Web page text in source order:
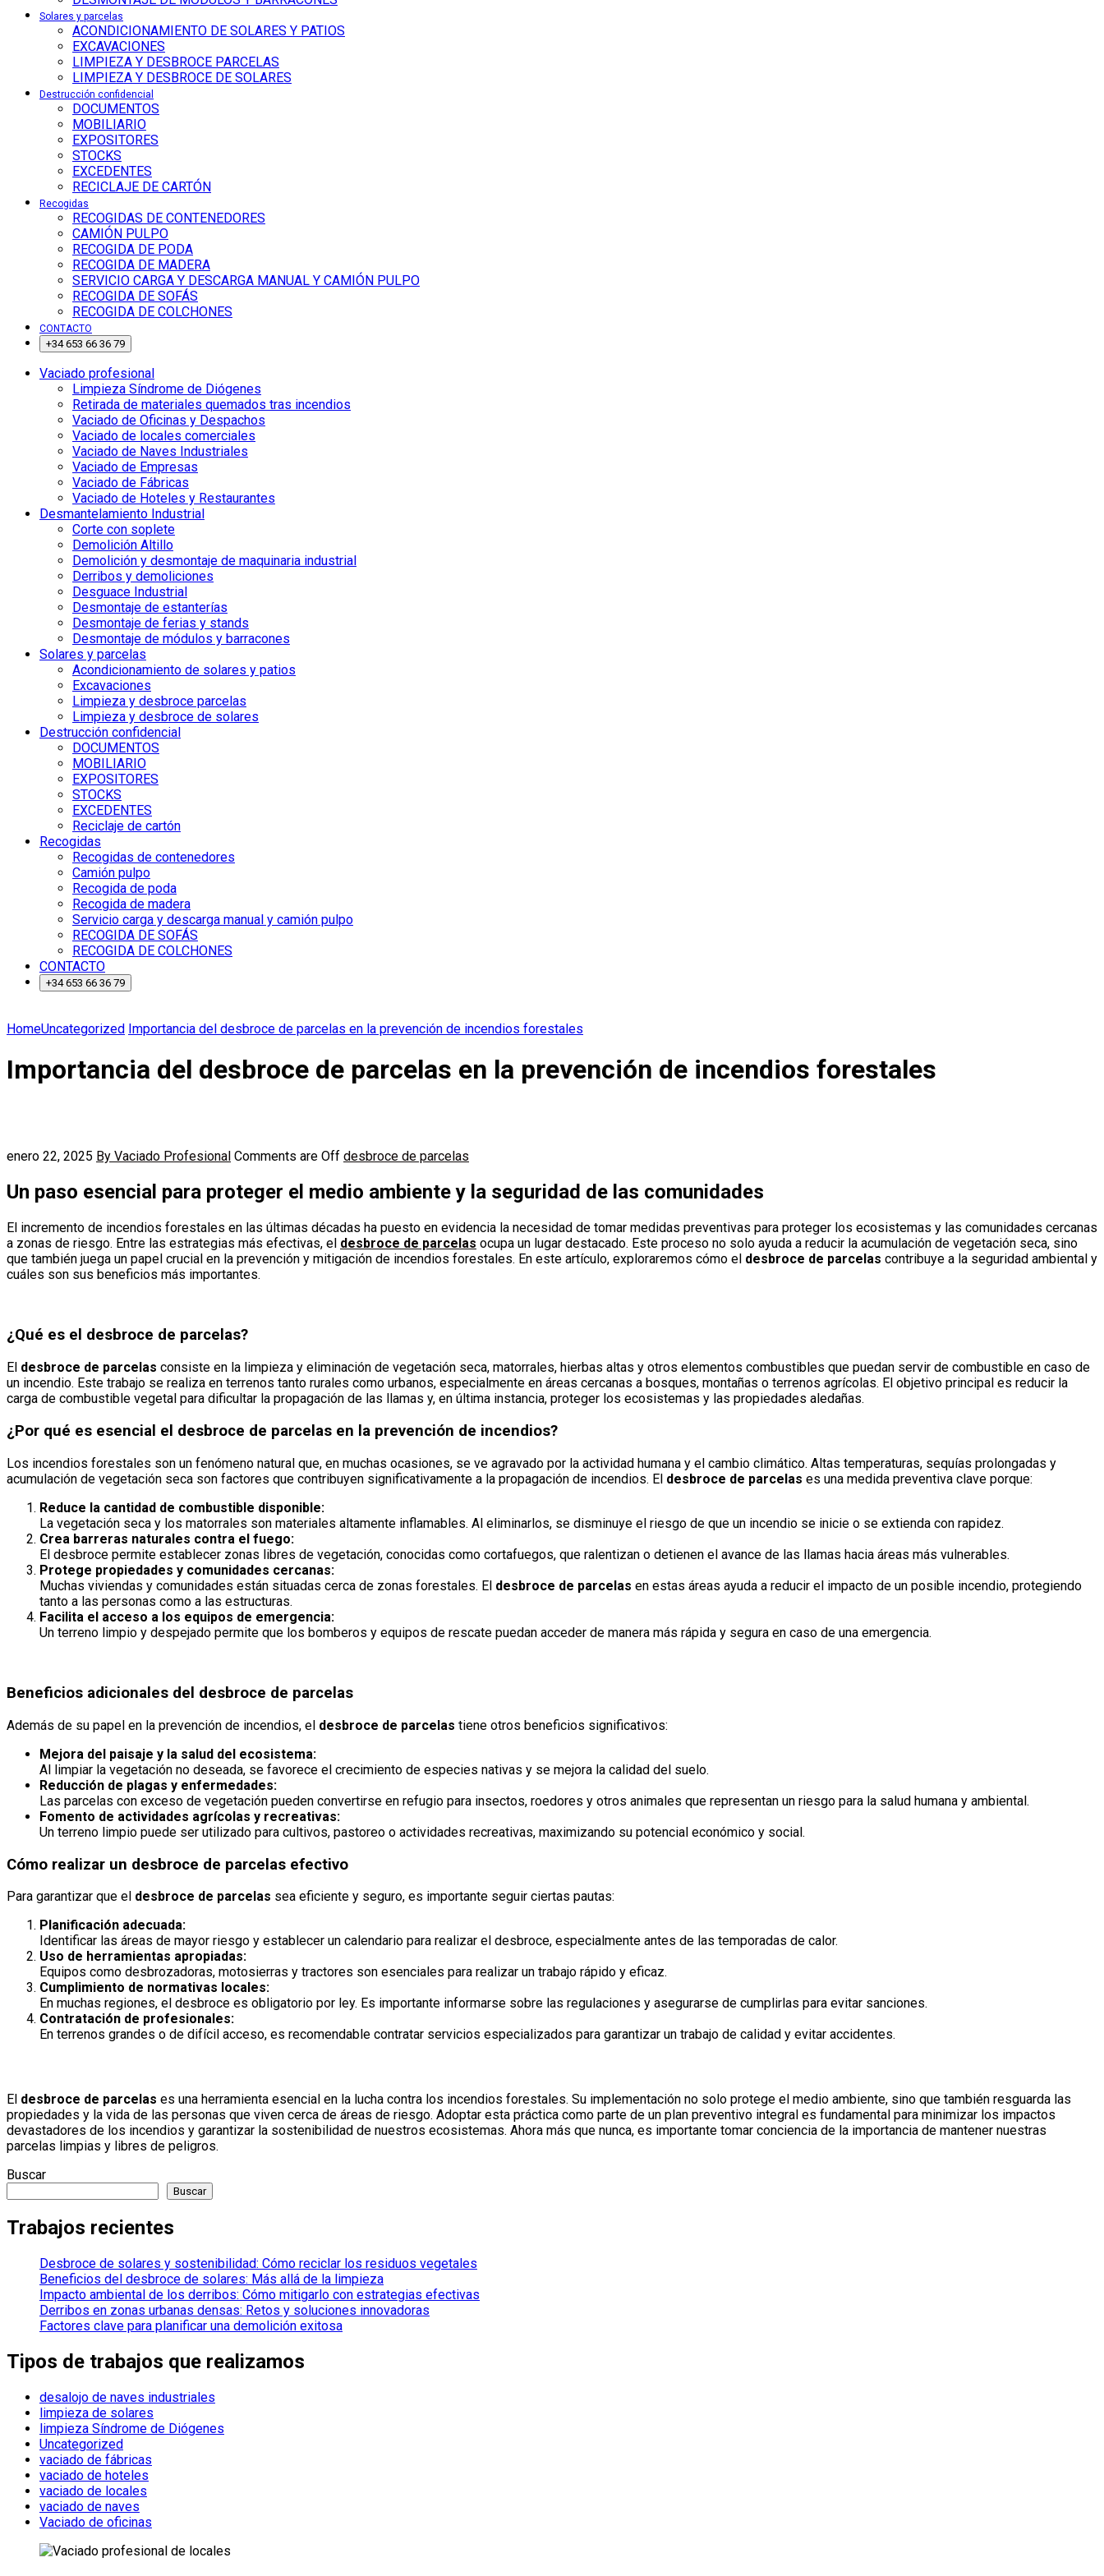
Solares y parcelas
ACONDICIONAMIENTO DE SOLARES Y PATIOS
EXCAVACIONES
LIMPIEZA Y DESBROCE PARCELAS
LIMPIEZA Y DESBROCE DE SOLARES
Destrucción confidencial
DOCUMENTOS
MOBILIARIO
EXPOSITORES
STOCKS
EXCEDENTES
RECICLAJE DE CARTÓN
Recogidas
RECOGIDAS DE CONTENEDORES
CAMIÓN PULPO
RECOGIDA DE PODA
RECOGIDA DE MADERA
SERVICIO CARGA Y DESCARGA MANUAL Y CAMIÓN PULPO
RECOGIDA DE SOFÁS
RECOGIDA DE COLCHONES
CONTACTO
+34 653 66 36 79
Vaciado profesional
Limpieza Síndrome de Diógenes
Retirada de materiales quemados tras incendios
Vaciado de Oficinas y Despachos
Vaciado de locales comerciales
Vaciado de Naves Industriales
Vaciado de Empresas
Vaciado de Fábricas
Vaciado de Hoteles y Restaurantes
Desmantelamiento Industrial
Corte con soplete
Demolición Altillo
Demolición y desmontaje de maquinaria industrial
Derribos y demoliciones
Desguace Industrial
Desmontaje de estanterías
Desmontaje de ferias y stands
Desmontaje de módulos y barracones
Solares y parcelas
Acondicionamiento de solares y patios
Excavaciones
Limpieza y desbroce parcelas
Limpieza y desbroce de solares
Destrucción confidencial
DOCUMENTOS
MOBILIARIO
EXPOSITORES
STOCKS
EXCEDENTES
Reciclaje de cartón
Recogidas
Recogidas de contenedores
Camión pulpo
Recogida de poda
Recogida de madera
Servicio carga y descarga manual y camión pulpo
RECOGIDA DE SOFÁS
RECOGIDA DE COLCHONES
CONTACTO
+34 653 66 36 79
HomeUncategorized Importancia del desbroce de parcelas en la prevención de incendios forestales
Importancia del desbroce de parcelas en la prevención de incendios forestales
enero 22, 2025 By Vaciado Profesional Comments are Off desbroce de parcelas
Un paso esencial para proteger el medio ambiente y la seguridad de las comunidades
El incremento de incendios forestales en las últimas décadas ha puesto en evidencia la necesidad de tomar medidas preventivas para proteger los ecosistemas y las comunidades cercanas
a zonas de riesgo. Entre las estrategias más efectivas, el desbroce de parcelas ocupa un lugar destacado. Este proceso no solo ayuda a reducir la acumulación de vegetación seca, sino
que también juega un papel crucial en la prevención y mitigación de incendios forestales. En este artículo, exploraremos cómo el desbroce de parcelas contribuye a la seguridad ambiental y
cuáles son sus beneficios más importantes.
¿Qué es el desbroce de parcelas?
El desbroce de parcelas consiste en la limpieza y eliminación de vegetación seca, matorrales, hierbas altas y otros elementos combustibles que puedan servir de combustible en caso de
un incendio. Este trabajo se realiza en terrenos tanto rurales como urbanos, especialmente en áreas cercanas a bosques, montañas o terrenos agrícolas. El objetivo principal es reducir la
carga de combustible vegetal para dificultar la propagación de las llamas y, en última instancia, proteger los ecosistemas y las propiedades aledañas.
¿Por qué es esencial el desbroce de parcelas en la prevención de incendios?
Los incendios forestales son un fenómeno natural que, en muchas ocasiones, se ve agravado por la actividad humana y el cambio climático. Altas temperaturas, sequías prolongadas y
acumulación de vegetación seca son factores que contribuyen significativamente a la propagación de incendios. El desbroce de parcelas es una medida preventiva clave porque:
Reduce la cantidad de combustible disponible:
La vegetación seca y los matorrales son materiales altamente inflamables. Al eliminarlos, se disminuye el riesgo de que un incendio se inicie o se extienda con rapidez.
Crea barreras naturales contra el fuego:
El desbroce permite establecer zonas libres de vegetación, conocidas como cortafuegos, que ralentizan o detienen el avance de las llamas hacia áreas más vulnerables.
Protege propiedades y comunidades cercanas:
Muchas viviendas y comunidades están situadas cerca de zonas forestales. El desbroce de parcelas en estas áreas ayuda a reducir el impacto de un posible incendio, protegiendo
tanto a las personas como a las estructuras.
Facilita el acceso a los equipos de emergencia:
Un terreno limpio y despejado permite que los bomberos y equipos de rescate puedan acceder de manera más rápida y segura en caso de una emergencia.
Beneficios adicionales del desbroce de parcelas
Además de su papel en la prevención de incendios, el desbroce de parcelas tiene otros beneficios significativos:
Mejora del paisaje y la salud del ecosistema:
Al limpiar la vegetación no deseada, se favorece el crecimiento de especies nativas y se mejora la calidad del suelo.
Reducción de plagas y enfermedades:
Las parcelas con exceso de vegetación pueden convertirse en refugio para insectos, roedores y otros animales que representan un riesgo para la salud humana y ambiental.
Fomento de actividades agrícolas y recreativas:
Un terreno limpio puede ser utilizado para cultivos, pastoreo o actividades recreativas, maximizando su potencial económico y social.
Cómo realizar un desbroce de parcelas efectivo
Para garantizar que el desbroce de parcelas sea eficiente y seguro, es importante seguir ciertas pautas:
Planificación adecuada:
Identificar las áreas de mayor riesgo y establecer un calendario para realizar el desbroce, especialmente antes de las temporadas de calor.
Uso de herramientas apropiadas:
Equipos como desbrozadoras, motosierras y tractores son esenciales para realizar un trabajo rápido y eficaz.
Cumplimiento de normativas locales:
En muchas regiones, el desbroce es obligatorio por ley. Es importante informarse sobre las regulaciones y asegurarse de cumplirlas para evitar sanciones.
Contratación de profesionales:
En terrenos grandes o de difícil acceso, es recomendable contratar servicios especializados para garantizar un trabajo de calidad y evitar accidentes.
El desbroce de parcelas es una herramienta esencial en la lucha contra los incendios forestales. Su implementación no solo protege el medio ambiente, sino que también resguarda las
propiedades y la vida de las personas que viven cerca de áreas de riesgo. Adoptar esta práctica como parte de un plan preventivo integral es fundamental para minimizar los impactos
devastadores de los incendios y garantizar la sostenibilidad de nuestros ecosistemas. Ahora más que nunca, es importante tomar conciencia de la importancia de mantener nuestras
parcelas limpias y libres de peligros.
Buscar
Buscar
Trabajos recientes
Desbroce de solares y sostenibilidad: Cómo reciclar los residuos vegetales
Beneficios del desbroce de solares: Más allá de la limpieza
Impacto ambiental de los derribos: Cómo mitigarlo con estrategias efectivas
Derribos en zonas urbanas densas: Retos y soluciones innovadoras
Factores clave para planificar una demolición exitosa
Tipos de trabajos que realizamos
desalojo de naves industriales
limpieza de solares
limpieza Síndrome de Diógenes
Uncategorized
vaciado de fábricas
vaciado de hoteles
vaciado de locales
vaciado de naves
Vaciado de oficinas